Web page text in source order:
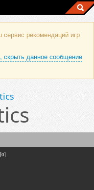
рекомендаций игр
скрыть данное сообщение